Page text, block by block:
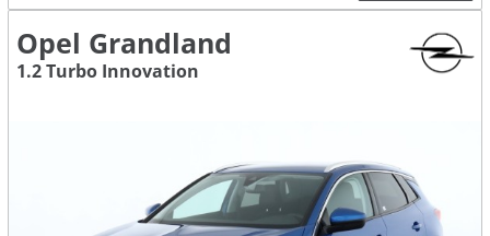
Opel Grandland
1.2 Turbo Innovation